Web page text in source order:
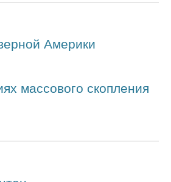
Америки
массового скопления